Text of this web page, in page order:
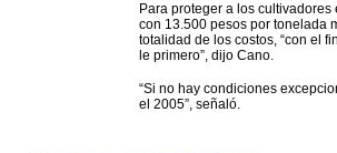
Para proteger a los
con 13.500 pesos por tonelada
totalidad de los costos, “con el
le primero”, dijo Cano.
“Si no hay condiciones
el 2005”, señaló.